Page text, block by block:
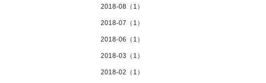
2018-08（1）
2018-07（1）
2018-06（1）
2018-03（1）
2018-02（1）